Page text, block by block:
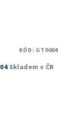
Skladem v ČR
KÓD: GT0004